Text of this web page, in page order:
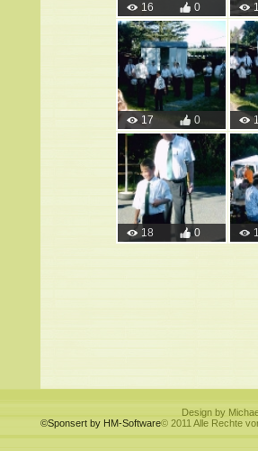
16 0
17 0
18 0
Design by
©Sponsert by HM-Software© 2011 Alle Rechte